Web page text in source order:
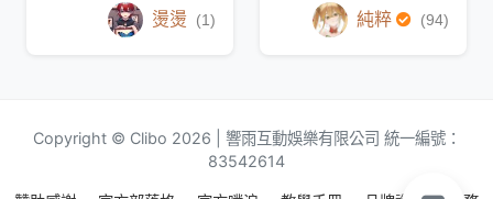
燙燙 (1) 純粹 (94)
Copyright © Clibo 2026 | 響雨互動娛樂有限公司 統一編號：
83542614